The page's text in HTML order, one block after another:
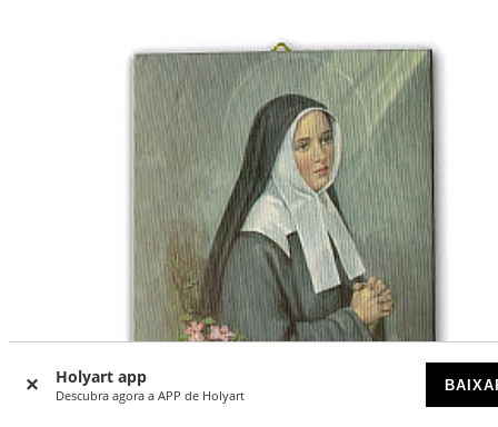
Holyart app
Descubra agora a APP de Holyart